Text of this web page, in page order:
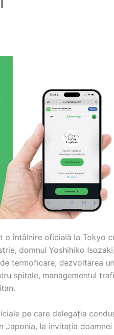
o întâlnire oficială la Tokyo
domnul Yoshihiko
termoficare, dezvoltarea
spitale, managementul
pe care delegația
Japonia, la invitația doamnei